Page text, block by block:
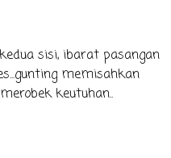
sisi, ibarat pasangan
memisahkan
keutuhan..